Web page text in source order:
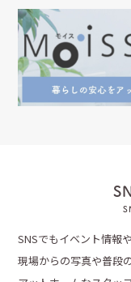
SNSでもイベント情報
現場からの写真や普段